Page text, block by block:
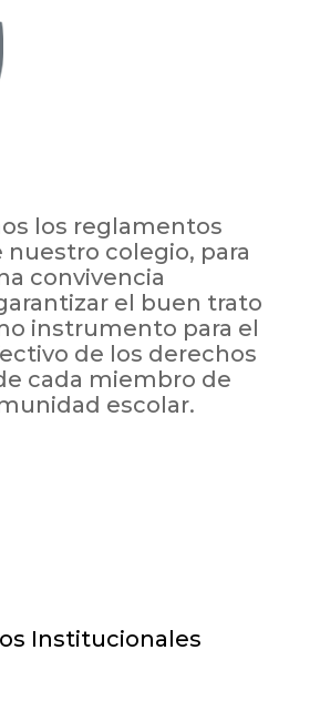
los reglamentos
nuestro colegio, para
convivencia
el buen trato
instrumento para el
de los derechos
cada miembro de
escolar.
Institucionales